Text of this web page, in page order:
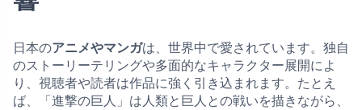
日本のアニメやマンガは、世界中で愛されています。独自
のストーリーテリングや多面的なキャラクター展開によ
り、視聴者や読者は作品に強く引き込まれます。たとえ
ば、「進撃の巨人」は人類と巨人との戦いを描きながら、